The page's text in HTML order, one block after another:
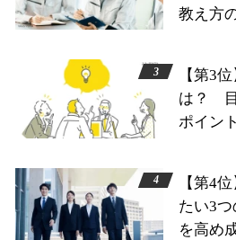
教え方
【第3
は？
ポイン
【第4
たい3
を高め